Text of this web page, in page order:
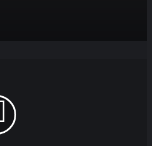
خلال الأيام المقبلة، عموتة يحسم